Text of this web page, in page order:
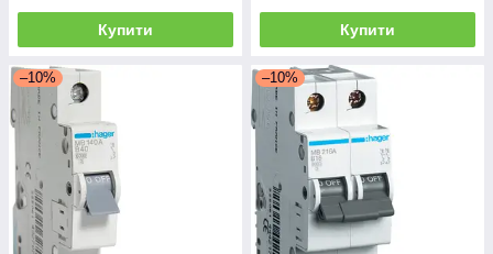
Купити Купити
–10% –10%